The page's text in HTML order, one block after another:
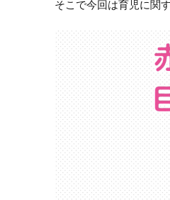
そこで今回は育児に関